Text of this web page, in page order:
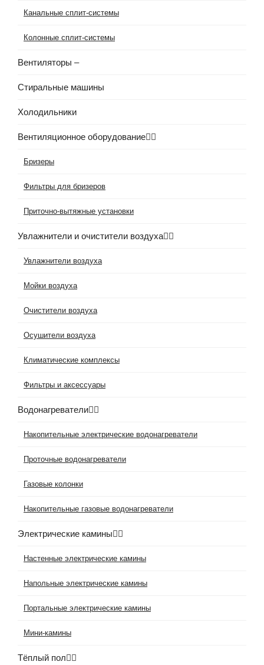
Канальные сплит-системы
Колонные сплит-системы
Вентиляторы –
Стиральные машины
Холодильники
Вентиляционное оборудование
Бризеры
Фильтры для бризеров
Приточно-вытяжные установки
Увлажнители и очистители воздуха
Увлажнители воздуха
Мойки воздуха
Очистители воздуха
Осушители воздуха
Климатические комплексы
Фильтры и аксессуары
Водонагреватели
Накопительные электрические водонагреватели
Проточные водонагреватели
Газовые колонки
Накопительные газовые водонагреватели
Электрические камины
Настенные электрические камины
Напольные электрические камины
Портальные электрические камины
Мини-камины
Тёплый пол